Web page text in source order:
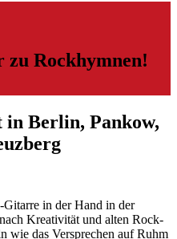
zu Rockhymnen!
Berlin, Pankow,
Gitarre in der Hand in der
Kreativität und alten Rock-
wie das Versprechen auf Ruhm